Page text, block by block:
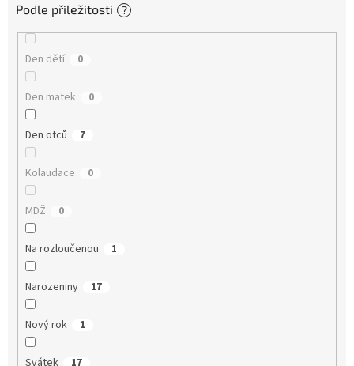
Podle příležitosti ?
Den dětí 0
Den matek 0
Den otců 7
Kolaudace 0
MDŽ 0
Na rozloučenou 1
Narozeniny 17
Nový rok 1
Svátek 17